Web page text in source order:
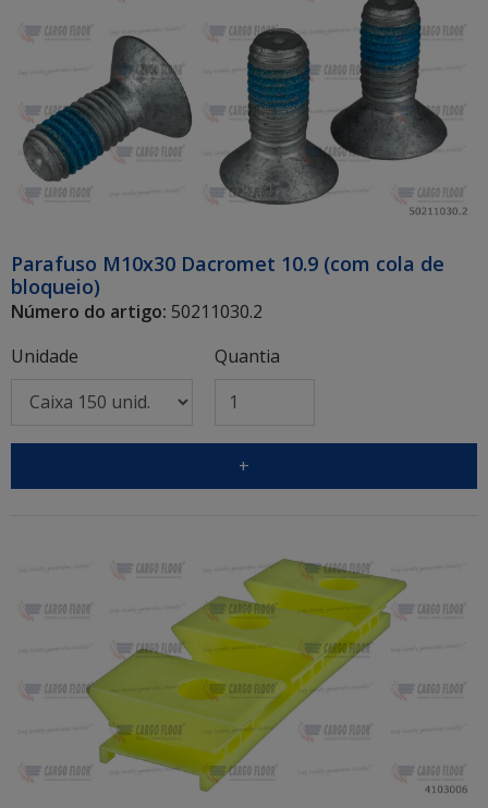
Parafuso M10x30 Dacromet 10.9 (com cola de
bloqueio)
Número do artigo: 50211030.2
Unidade
Quantia
+